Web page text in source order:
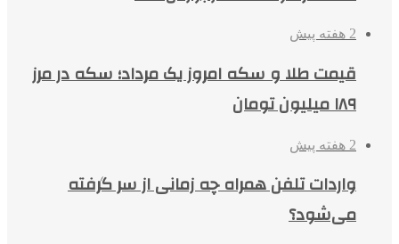
2 هفته پیش
قیمت طلا و سکه امروز یک مرداد؛ سکه در مرز
۱۸۹ میلیون تومان
2 هفته پیش
واردات تلفن همراه چه زمانی از سر گرفته
می‌شود؟